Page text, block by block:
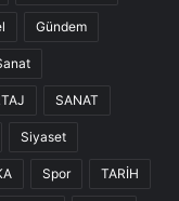
Gündem
SANAT
Siyaset
Spor TARİH